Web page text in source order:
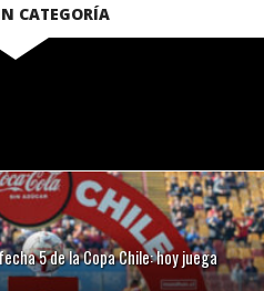
CATEGORÍA
5 de la Copa Chile: hoy juega